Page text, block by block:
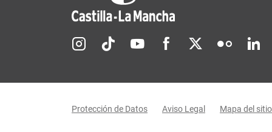
Redes sociales JCCM
Protección de Datos Aviso Legal Mapa del sitio